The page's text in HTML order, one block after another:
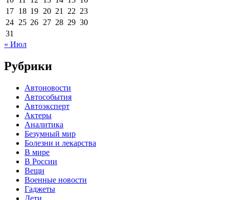
17 18 19 20 21 22 23
24 25 26 27 28 29 30
31
« Июл
Рубрики
Автоновости
Автособытия
Автоэксперт
Актеры
Аналитика
Безумный мир
Болезни и лекарства
В мире
В России
Вещи
Военные новости
Гаджеты
Дети